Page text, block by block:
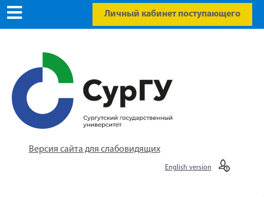
Личный кабинет поступающего
Версия сайта для слабовидящих
English version